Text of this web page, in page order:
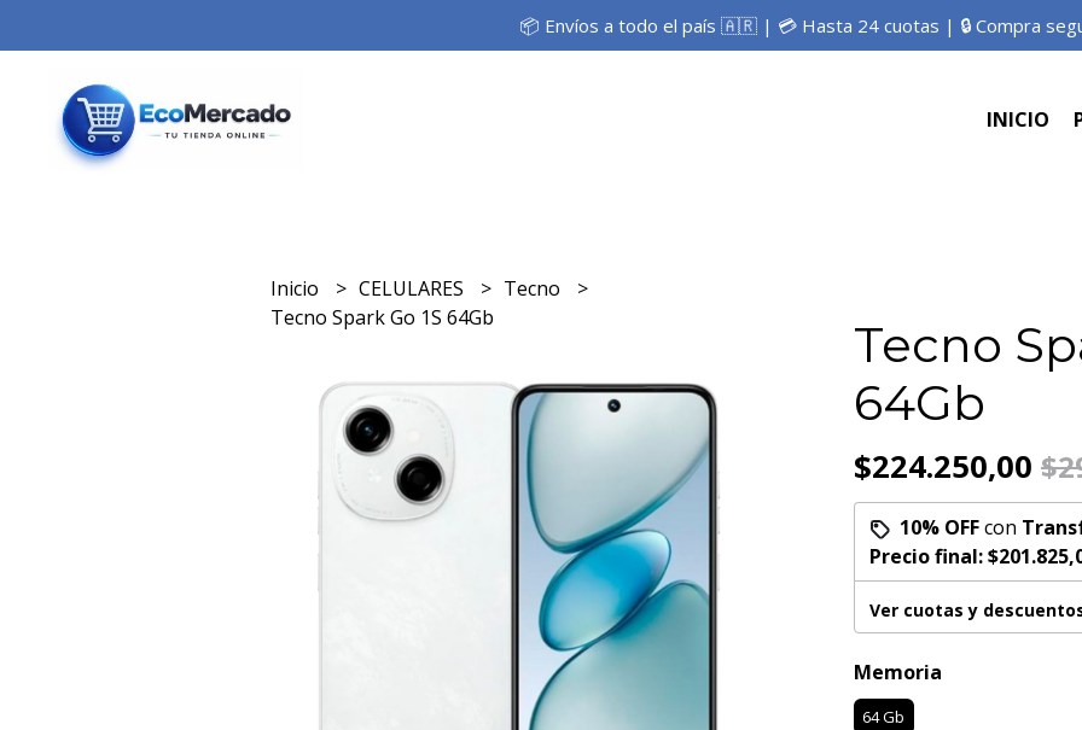
📦 Envíos a todo el país 🇦🇷 | 💳 Hasta 24 cuotas | 🔒 Compra
INICIO
Inicio CELULARES
Tecno
Tecno Spark Go 1S 64Gb
Tecno
64Gb
$224.250,00
10% OFFcon
Precio final:
Ver cuotas y
Memoria
64 Gb